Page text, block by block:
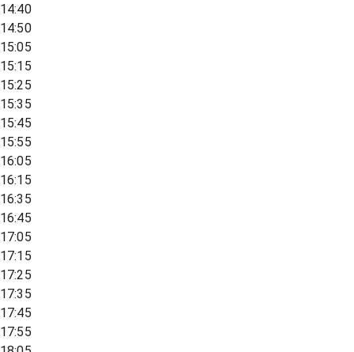
14:40
14:50
15:05
15:15
15:25
15:35
15:45
15:55
16:05
16:15
16:35
16:45
17:05
17:15
17:25
17:35
17:45
17:55